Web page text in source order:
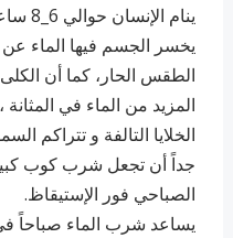
ينام
يخسر الجسم فيها الماء
الطقس الحار، كما أن
المزيد من الماء في
الخلايا التالفة و تتراكم
جداً أن تجعل شرب كوب
الصباحي فور الإستيقاظ.
يساعد شرب الماء صباحاً